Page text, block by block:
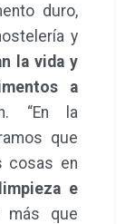
duro,
y
la vida y
a
“En la
que
cosas en
e
más que